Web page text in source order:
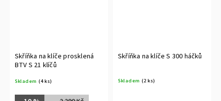
Skříňka na klíče prosklená
BTV S 21 klíčů
Skladem (4 ks)
Skříňka na klíče S 300 háčků
Skladem (2 ks)